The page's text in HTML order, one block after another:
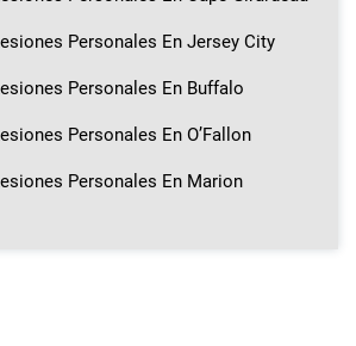
Personales En Jersey City
Personales En Buffalo
Personales En O’Fallon
Personales En Marion